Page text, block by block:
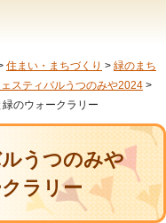
住まい・まちづくり > 緑のまち
スティバルうつのみや2024 >
のウォークラリー
うつのみや
ラリー